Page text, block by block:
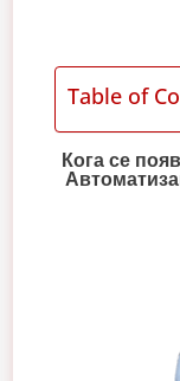
Table of
Кога се